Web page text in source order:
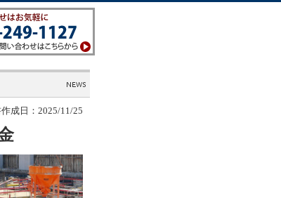
成日：2025/11/25